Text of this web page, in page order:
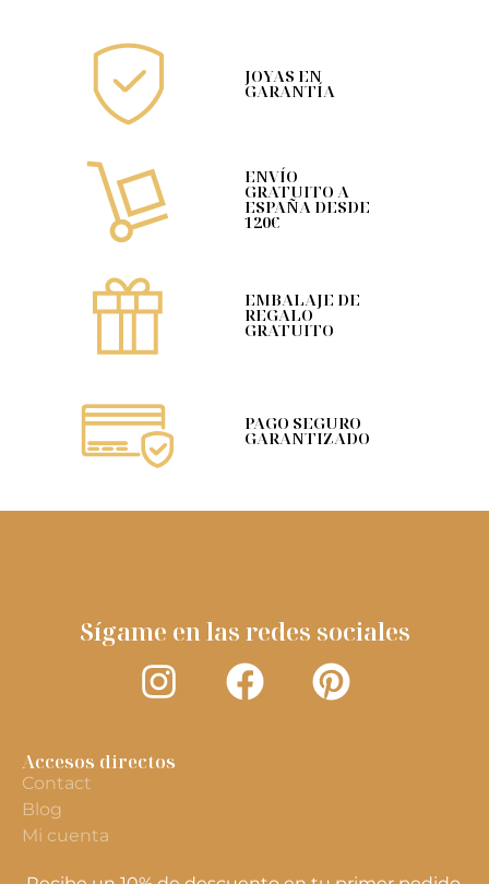
JOYAS EN
GARANTÍA
ENVÍO
GRATUITO A
ESPAÑA DESDE
120€
EMBALAJE DE
REGALO
GRATUITO
PAGO SEGURO
GARANTIZADO
Sígame en las redes sociales
Accesos directos
Contact
Blog
Mi cuenta